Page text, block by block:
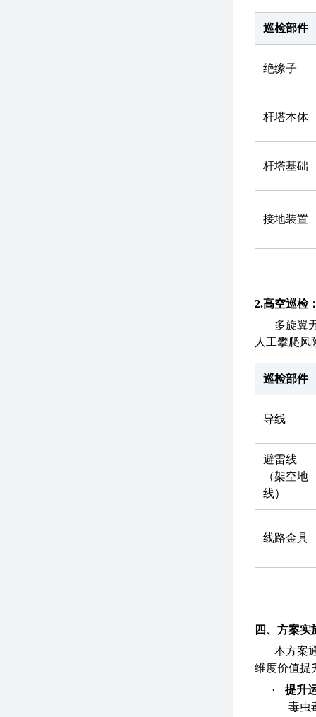
巡检部件
绝缘子
杆塔本体
杆塔基础
接地装置
2.高空巡检
多旋翼
人工攀爬
巡检部件
导线
避雷线
（架空地
线）
线路金具
四、方案实
本方案
维度价值提
·
提升
毒虫